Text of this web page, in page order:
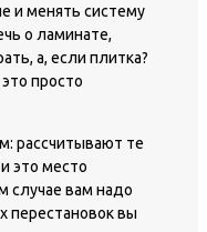
и менять систему
о ламинате,
а, если плитка?
просто
рассчитывают те
это место
случае вам надо
перестановок вы